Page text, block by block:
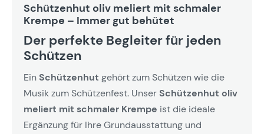
Schützenhut oliv meliert mit schmaler
Krempe – Immer gut behütet
Der perfekte Begleiter für jeden
Schützen
Ein Schützenhut gehört zum Schützen wie die
Musik zum Schützenfest. Unser Schützenhut oliv
meliert mit schmaler Krempe ist die ideale
Ergänzung für Ihre Grundausstattung und